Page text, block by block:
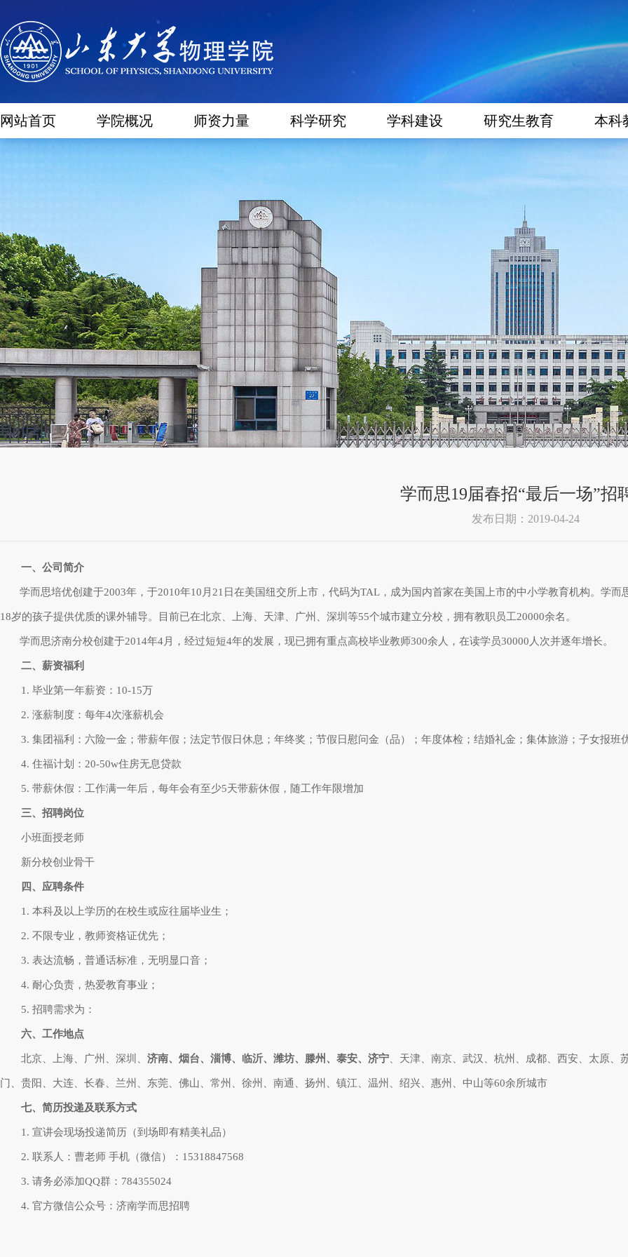
网站首页 学院概况 师资力量 科学研究 学科建设 研究生教育 本科
学而思19届春招“最后一场”招
发布日期：2019-04-24
一、公司简介
学而思培优创建于2003年，于2010年10月21日在美国纽交所上市，代码为TAL，成为国内首家在美国上市的中小学教育机构。学
18岁的孩子提供优质的课外辅导。目前已在北京、上海、天津、广州、深圳等55个城市建立分校，拥有教职员工20000余名。
学而思济南分校创建于2014年4月，经过短短4年的发展，现已拥有重点高校毕业教师300余人，在读学员30000人次并逐年增长。
二、薪资福利
1. 毕业第一年薪资：10-15万
2. 涨薪制度：每年4次涨薪机会
3. 集团福利：六险一金；带薪年假；法定节假日休息；年终奖；节假日慰问金（品）；年度体检；结婚礼金；集体旅游；子女报班
4. 住福计划：20-50w住房无息贷款
5. 带薪休假：工作满一年后，每年会有至少5天带薪休假，随工作年限增加
三、招聘岗位
小班面授老师
新分校创业骨干
四、应聘条件
1. 本科及以上学历的在校生或应往届毕业生；
2. 不限专业，教师资格证优先；
3. 表达流畅，普通话标准，无明显口音；
4. 耐心负责，热爱教育事业；
5. 招聘需求为：
六、工作地点
北京、上海、广州、深圳、 济南、烟台、淄博、临沂、潍坊、滕州、泰安、济宁、天津、南京、武汉、杭州、成都、西安、太原
门、贵阳、大连、长春、兰州、东莞、佛山、常州、徐州、南通、扬州、镇江、温州、绍兴、惠州、中山等60余所城市
七、简历投递及联系方式
1. 宣讲会现场投递简历（到场即有精美礼品）
2. 联系人：曹老师 手机（微信）：15318847568
3. 请务必添加QQ群：784355024
4. 官方微信公众号：济南学而思招聘